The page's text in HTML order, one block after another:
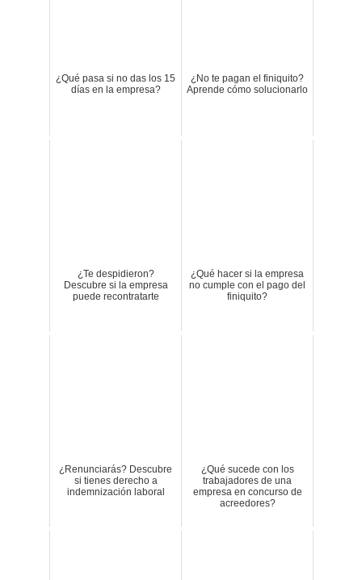
¿Qué pasa si no das los 15
días en la empresa?
¿No te pagan el finiquito?
Aprende cómo solucionarlo
¿Te despidieron?
Descubre si la empresa
puede recontratarte
¿Qué hacer si la empresa
no cumple con el pago del
finiquito?
¿Renunciarás? Descubre
si tienes derecho a
indemnización laboral
¿Qué sucede con los
trabajadores de una
empresa en concurso de
acreedores?